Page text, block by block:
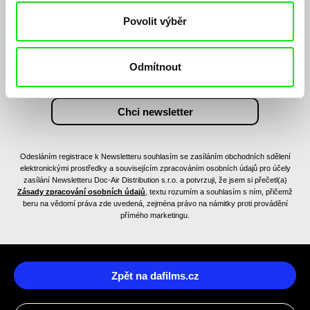
Povolit výběr
Odmítnout
Chcete být pravidelně informováni o novinkách v
junior programu?
Odesláním registrace k Newsletteru souhlasím se zasíláním obchodních sdělení
elektronickými prostředky a souvisejícím zpracováním osobních údajů pro účely
zasílání Newsletteru Doc-Air Distribution s.r.o. a potvrzuji, že jsem si přečetl(a)
Zásady zpracování osobních údajů , textu rozumím a souhlasím s ním, přičemž
beru na vědomí práva zde uvedená, zejména právo na námitky proti provádění
přímého marketingu.
Zpět na dafilms.cz